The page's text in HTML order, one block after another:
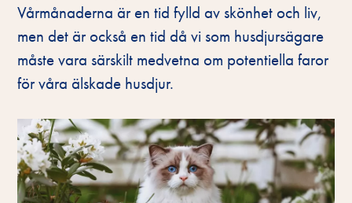
Vårmånaderna är en tid fylld av skönhet och liv,
men det är också en tid då vi som husdjursägare
måste vara särskilt medvetna om potentiella faror
för våra älskade husdjur.